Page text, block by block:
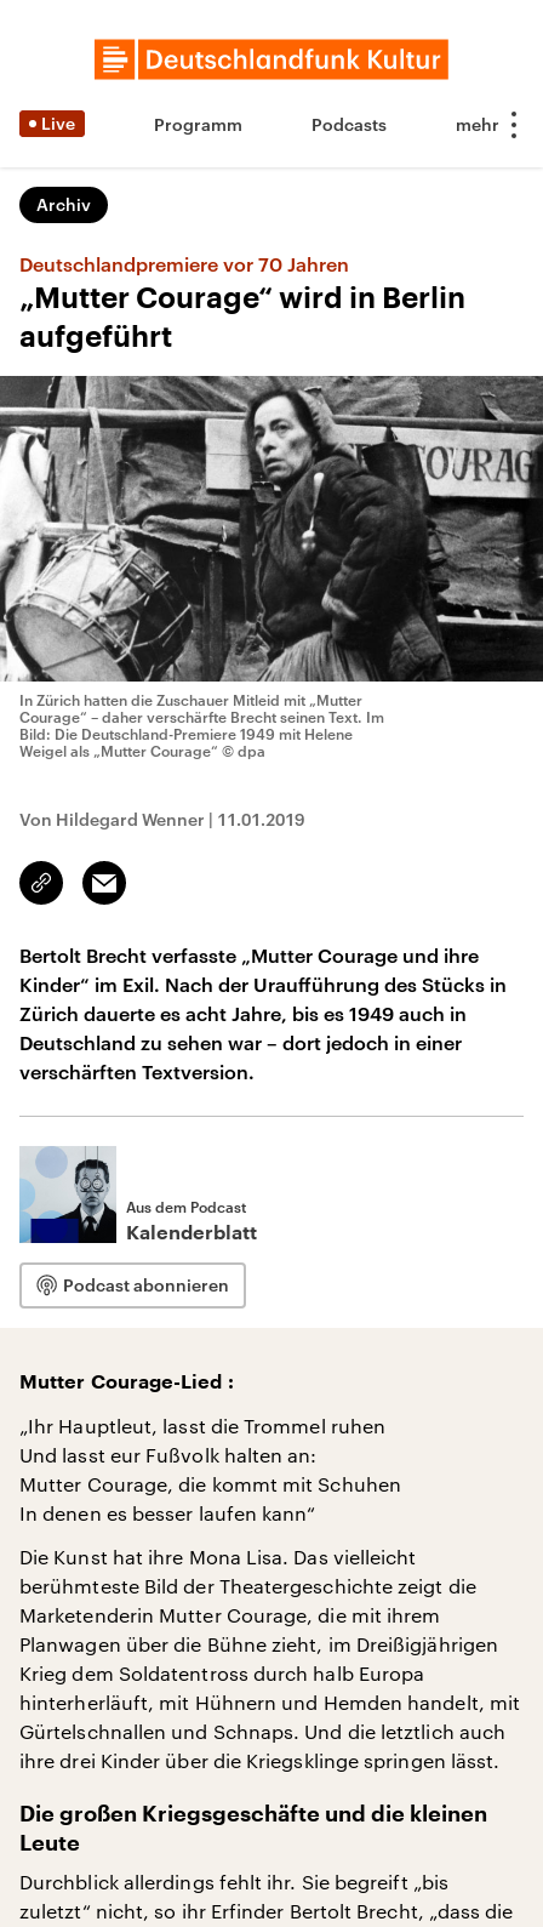
Live Programm Podcasts
Archiv
Deutschlandpremiere vor 70 Jahren
„Mutter Courage“ wird in Berlin
aufgeführt
In Zürich hatten die Zuschauer Mitleid mit „Mutter
Courage“ – daher verschärfte Brecht seinen Text. Im
Bild: Die Deutschland-Premiere 1949 mit Helene
Weigel als „Mutter Courage“ © dpa
Von Hildegard Wenner | 11.01.2019
Link
kopieren/teilen
Email
Bertolt Brecht verfasste „Mutter Courage und ihre
Kinder“ im Exil. Nach der Uraufführung des Stücks in
Zürich dauerte es acht Jahre, bis es 1949 auch in
Deutschland zu sehen war – dort jedoch in einer
verschärften Textversion.
Aus dem Podcast
Kalenderblatt
Podcast abonnieren
Mutter Courage-Lied :
„Ihr Hauptleut, lasst die Trommel ruhen
Und lasst eur Fußvolk halten an:
Mutter Courage, die kommt mit Schuhen
In denen es besser laufen kann“
Die Kunst hat ihre Mona Lisa. Das vielleicht
berühmteste Bild der Theatergeschichte zeigt die
Marketenderin Mutter Courage, die mit ihrem
Planwagen über die Bühne zieht, im Dreißigjährigen
Krieg dem Soldatentross durch halb Europa
hinterherläuft, mit Hühnern und Hemden handelt, mit
Gürtelschnallen und Schnaps. Und die letztlich auch
ihre drei Kinder über die Kriegsklinge springen lässt.
Die großen Kriegsgeschäfte und die kleinen
Leute
Durchblick allerdings fehlt ihr. Sie begreift „bis
zuletzt“ nicht, so ihr Erfinder Bertolt Brecht, „dass die